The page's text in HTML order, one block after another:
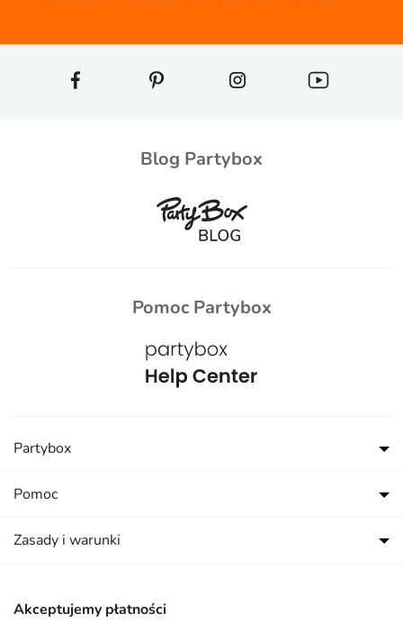
Blog Partybox
Pomoc Partybox
Akceptujemy płatności
Partybox
Pomoc
Zasady i warunki